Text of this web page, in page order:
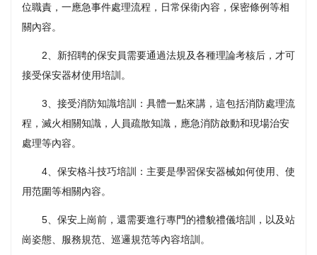
位職責，一應急事件處理流程，日常保衛內容，保密條例等相
關內容。
2、新招聘的保安員需要通過法規及各種理論考核后，才可
接受保安器材使用培訓。
3、接受消防知識培訓：具體一點來講，這包括消防處理流
程，滅火相關知識，人員疏散知識，應急消防啟動和現場治安
處理等內容。
4、保安格斗技巧培訓：主要是學習保安器械如何使用、使
用范圍等相關內容。
5、保安上崗前，還需要進行專門的禮貌禮儀培訓，以及站
崗姿態、服務規范、巡邏規范等內容培訓。